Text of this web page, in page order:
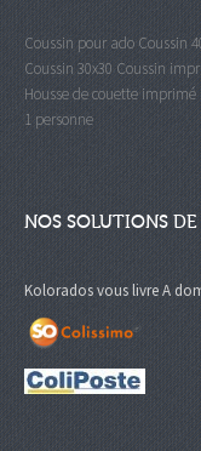
Coussin pour ado Coussin
Coussin 30x30 Coussin
Housse de couette imprimé
1 personne
NOS SOLUTIONS
Kolorados vous livre A